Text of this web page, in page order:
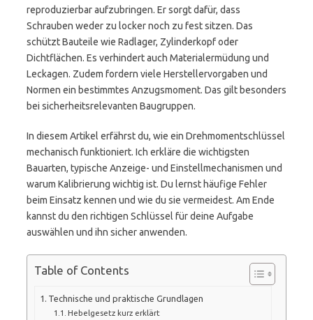
reproduzierbar aufzubringen. Er sorgt dafür, dass
Schrauben weder zu locker noch zu fest sitzen. Das
schützt Bauteile wie Radlager, Zylinderkopf oder
Dichtflächen. Es verhindert auch Materialermüdung und
Leckagen. Zudem fordern viele Herstellervorgaben und
Normen ein bestimmtes Anzugsmoment. Das gilt besonders
bei sicherheitsrelevanten Baugruppen.
In diesem Artikel erfährst du, wie ein Drehmomentschlüssel
mechanisch funktioniert. Ich erkläre die wichtigsten
Bauarten, typische Anzeige- und Einstellmechanismen und
warum Kalibrierung wichtig ist. Du lernst häufige Fehler
beim Einsatz kennen und wie du sie vermeidest. Am Ende
kannst du den richtigen Schlüssel für deine Aufgabe
auswählen und ihn sicher anwenden.
Table of Contents
Technische und praktische Grundlagen
Hebelgesetz kurz erklärt